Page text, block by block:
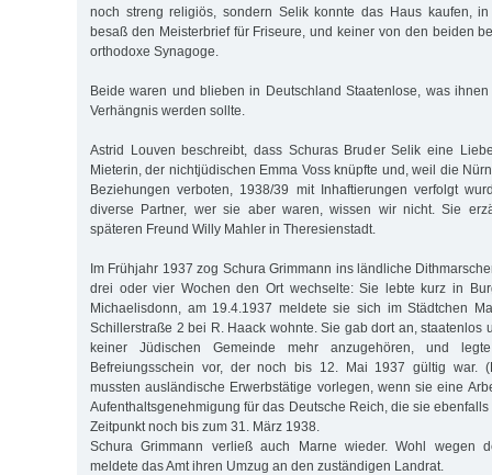
noch streng religiös, sondern Selik konnte das Haus kaufen,
besaß den Meisterbrief für Friseure, und keiner von den beiden
orthodoxe Synagoge.
Beide waren und blieben in Deutschland Staatenlose, was
Verhängnis werden sollte.
Astrid Louven beschreibt, dass Schuras Bruder Selik eine
Mieterin, der nichtjüdischen Emma Voss knüpfte und, weil die
Beziehungen verboten, 1938/39 mit Inhaftierungen verfolgt
diverse Partner, wer sie aber waren, wissen wir nicht. Sie
späteren Freund Willy Mahler in Theresienstadt.
Im Frühjahr 1937 zog Schura Grimmann ins ländliche
drei oder vier Wochen den Ort wechselte: Sie lebte kurz in
Michaelisdonn, am 19.4.1937 meldete sie sich im Städtchen
Schillerstraße 2 bei R. Haack wohnte. Sie gab dort an, staatenlos
keiner Jüdischen Gemeinde mehr anzugehören, und
Befreiungsschein vor, der noch bis 12. Mai 1937 gültig war.
mussten ausländische Erwerbstätige vorlegen, wenn sie eine
Aufenthaltsgenehmigung für das Deutsche Reich, die sie
Zeitpunkt noch bis zum 31. März 1938.
Schura Grimmann verließ auch Marne wieder. Wohl wegen
meldete das Amt ihren Umzug an den zuständigen Landrat.